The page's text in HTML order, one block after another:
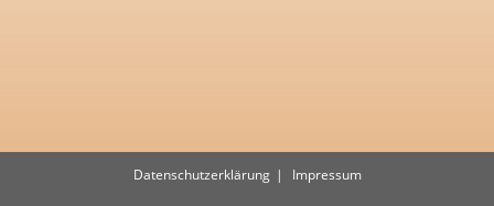
Datenschutzerklärung Impressum